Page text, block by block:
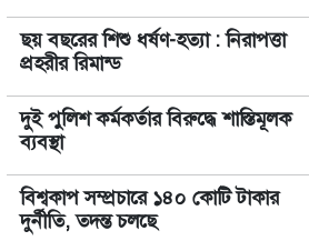
ছয় বছরের শিশু ধর্ষণ-হত্যা : নিরাপত্তা
প্রহরীর রিমান্ড
দুই পুলিশ কর্মকর্তার বিরুদ্ধে শাস্তিমূলক
ব্যবস্থা
বিশ্বকাপ সম্প্রচারে ১৪০ কোটি টাকার
দুর্নীতি, তদন্ত চলছে